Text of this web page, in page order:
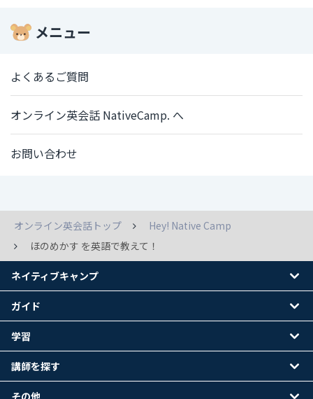
メニュー
よくあるご質問
オンライン英会話 NativeCamp. へ
お問い合わせ
オンライン英会話トップ
Hey! Native Camp
ほのめかす を英語で教えて！
ネイティブキャンプ
ガイド
学習
講師を探す